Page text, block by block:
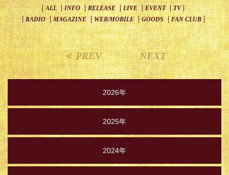
ALL INFO RELEASE LIVE EVENT
TV
RADIO
MAGAZINE WEB/MOBILE GOODS FAN CLUB
＜ PREV NEXT
2026年
2025年
2024年